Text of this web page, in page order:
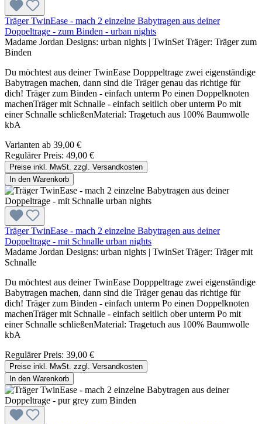
Träger TwinEase - mach 2 einzelne Babytragen aus deiner
Doppeltrage - zum Binden - urban nights
Madame Jordan Designs: urban nights | TwinSet Träger: Träger zum
Binden
Du möchtest aus deiner TwinEase Dopppeltrage zwei eigenständige
Babytragen machen, dann sind die Träger genau das richtige für
dich! Träger zum Binden - einfach unterm Po einen Doppelknoten
machenTräger mit Schnalle - einfach seitlich ober unterm Po mit
einer Schnalle schließenMaterial: Tragetuch aus 100% Baumwolle
kbA
Varianten ab 39,00 €
Regulärer Preis: 49,00 €
Preise inkl. MwSt. zzgl. Versandkosten
In den Warenkorb
Träger TwinEase - mach 2 einzelne Babytragen aus deiner
Doppeltrage - mit Schnalle urban nights
Madame Jordan Designs: urban nights | TwinSet Träger: Träger mit
Schnalle
Du möchtest aus deiner TwinEase Dopppeltrage zwei eigenständige
Babytragen machen, dann sind die Träger genau das richtige für
dich! Träger zum Binden - einfach unterm Po einen Doppelknoten
machenTräger mit Schnalle - einfach seitlich ober unterm Po mit
einer Schnalle schließenMaterial: Tragetuch aus 100% Baumwolle
kbA
Regulärer Preis: 39,00 €
Preise inkl. MwSt. zzgl. Versandkosten
In den Warenkorb